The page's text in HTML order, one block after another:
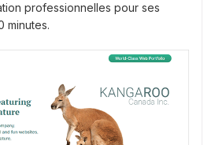
professionnelles pour ses
minutes.